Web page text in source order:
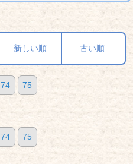
新しい順 古い順
74 75
74 75